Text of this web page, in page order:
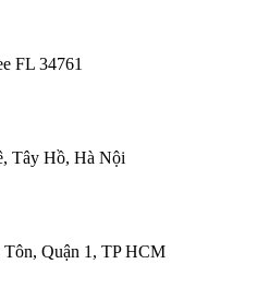
FL 34761
Tây Hồ, Hà Nội
Tôn, Quận 1, TP HCM